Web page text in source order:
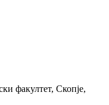
факултет, Скопје,